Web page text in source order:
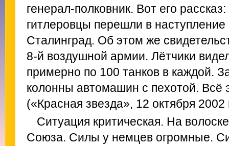
генерал-полковник. Вот его
гитлеровцы перешли в
Сталинград. Об этом же
8-й воздушной армии. Лётчики
примерно по 100 танков в каждой.
колонны автомашин с пехотой. Всё
(«Красная звезда», 12 октября 2002
Ситуация критическая. На
Союза. Силы у немцев огромные.